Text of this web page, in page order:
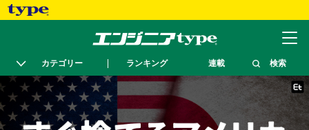
カテゴリー ランキング 連載 検索